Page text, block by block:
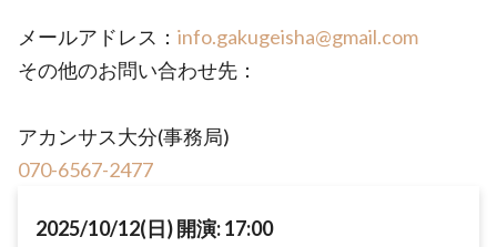
メールアドレス： info.gakugeisha@gmail.com
その他のお問い合わせ先：
アカンサス大分(事務局)
070-6567-2477
2025/10/12(日) 開演: 17:00